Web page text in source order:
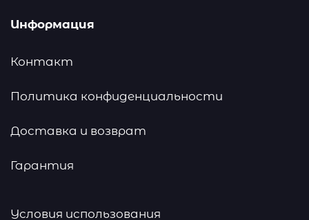
Информация
Контакт
Политика конфиденциальности
Доставка и возврат
Гарантия
Условия использования